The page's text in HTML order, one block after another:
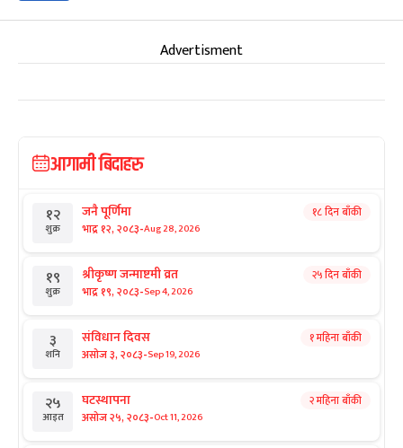
Advertisment
आगामी बिदाहरु
१२
शुक्र
जनै पूर्णिमा
भाद्र १२, २०८३-Aug 28, 2026
१८ दिन बाँकी
१९
शुक्र
श्रीकृष्ण जन्माष्टमी व्रत
भाद्र १९, २०८३-Sep 4, 2026
२५ दिन बाँकी
३
शनि
संविधान दिवस
असोज ३, २०८३-Sep 19, 2026
१ महिना बाँकी
२५
आइत
घटस्थापना
असोज २५, २०८३-Oct 11, 2026
२ महिना बाँकी